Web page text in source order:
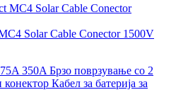
Solar Cable Conector 1500V